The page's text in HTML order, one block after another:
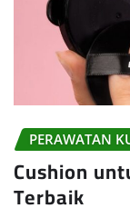
PERAWATAN
Cushion
Terbaik